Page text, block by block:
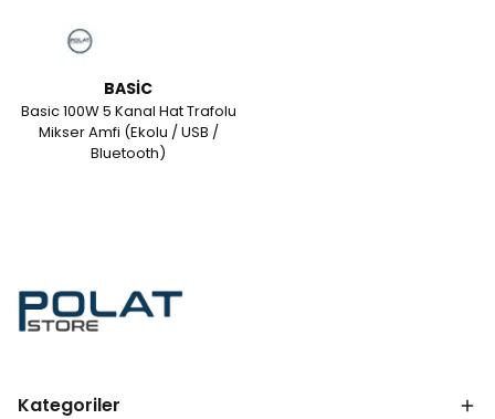
BASİC
Basic 100W 5 Kanal Hat Trafolu
Mikser Amfi (Ekolu / USB /
Bluetooth)
Kategoriler